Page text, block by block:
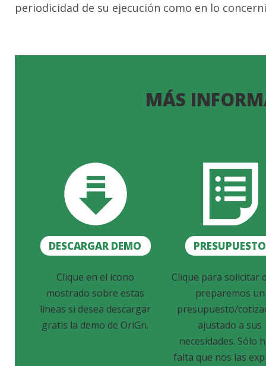
periodicidad de su ejecución como en lo
MÁS
DESCARGAR DEMO PRESUPUESTO
Clique en el icono
mostrado sobre estas
líneas si desea descargar
gratis la demo de OriGn.
Clique para solicitar
preparemos un
presupuesto/
ajustado a sus
necesidades. Sólo
falta que nos las